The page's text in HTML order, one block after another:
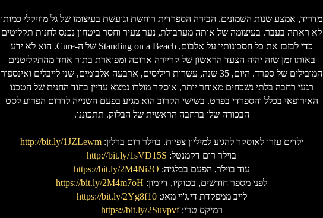
מדריד, אמצע שנות השמונים. הבירה הספרדית רוחשת וגועשת בעיצומו של גל מוזיקלי כמותו
לא ראתה בעבר. בעיצומה של אותה מערבולת, נער צעיר וחסר ביטחון נכנס לחנות תקליטים
כדי לבזבז את כל חסכונותיו על אלבום, Standing on a Beach של ה-Cure. הוא לא ידע
באותו זמן שזה יהיה הצעד הראשון של קריירה ארוכה ומפוארת בתור אחד מהתקליטנים
המובילים של ספרד. היום, 35 שנה, עשרות ריליסים, ארבעה אלבומים, שני לייבלים ואינספור
רגעי רחבה בלתי נשכחים מאוחר יותר, אוסקר מולרו נמצא עדיין בחוד החנית של הטכנו
האירופאי בכלל והספרדי בפרט. בשישי הקרוב הוא מגיע בפעם השנייה לדרום הפרוע לסט
הבכורה שלו ברחבה הראשית של הבלוק. תתכוננו.
ילדים עזרו לאוסקר להגיע למיליון צפיות. בוילר רום ברלין:http://bit.ly/1JZLewm
בוילר רום דקמנטל: http://bit.ly/1sVD15S
עוד בוילר, הפעם בבלגיה: https://bit.ly/2M4Ni2O
לפני מספר חודשים, בטוקיו, דיומון: https://bit.ly/2M4m7oH
לייב ממפקדת די.ג'יי מאג:https://bit.ly/2Yg8f10
רמיקס טרי:https://bit.ly/2Suvpvf